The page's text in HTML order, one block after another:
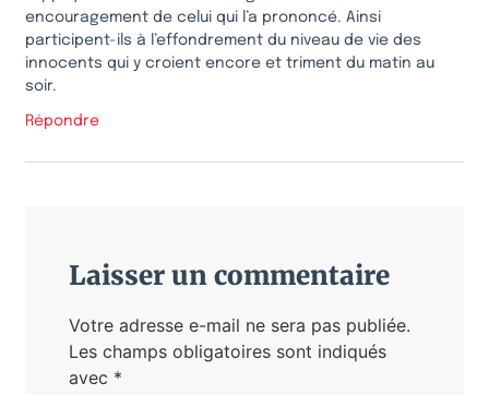
encouragement de celui qui l’a prononcé. Ainsi
participent-ils à l’effondrement du niveau de vie des
innocents qui y croient encore et triment du matin au
soir.
Répondre
Laisser un commentaire
Votre adresse e-mail ne sera pas publiée.
Les champs obligatoires sont indiqués
avec *